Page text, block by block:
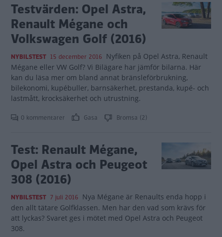
Testvärden: Opel Astra,
Renault Mégane och
Volkswagen Golf (2016)
NYBILSTEST 15 december 2016 Nyfiken på Opel Astra, Renault
Mégane eller VW Golf? Vi Bilägare har jämför bilarna. Här
kan du läsa mer om bland annat bränsleförbrukning,
bilekonomi, kupébuller, barnsäkerhet, prestanda, kupé- och
lastmått, krocksäkerhet och utrustning.
0 kommentarer Gasa Bromsa (2)
Test: Renault Mégane,
Opel Astra och Peugeot
308 (2016)
NYBILSTEST 7 juli 2016 Nya Mégane är Renaults enda hopp i
den allt tätare Golfklassen. Men har den vad som krävs för
att lyckas? Svaret ges i mötet med Opel Astra och Peugeot
308.